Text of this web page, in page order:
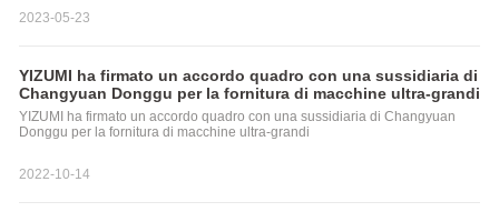
Thixomolding Del Magnesio
2023-05-23
YIZUMI ha firmato un accordo quadro con una sussidiaria di
Changyuan Donggu per la fornitura di macchine ultra-grandi
YIZUMI ha firmato un accordo quadro con una sussidiaria di Changyuan
Donggu per la fornitura di macchine ultra-grandi
2022-10-14